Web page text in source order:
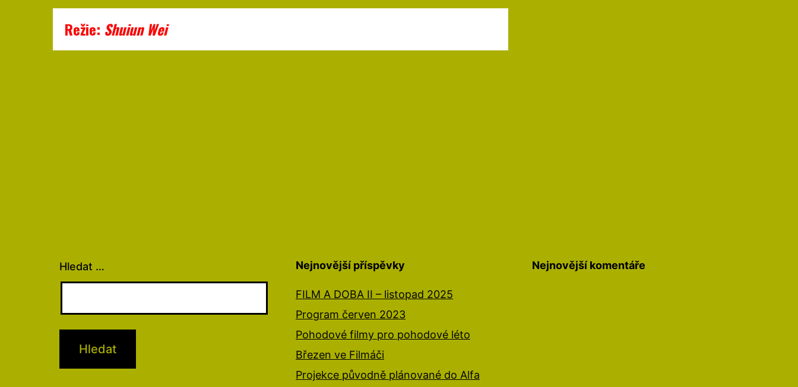
Režie: Shuiun Wei
Hledat … Nejnovější příspěvky
FILM A DOBA II – listopad 2025
Program červen 2023
Pohodové filmy pro pohodové léto
Březen ve Filmáči
Projekce původně plánované do Alfa
Nejnovější komentáře